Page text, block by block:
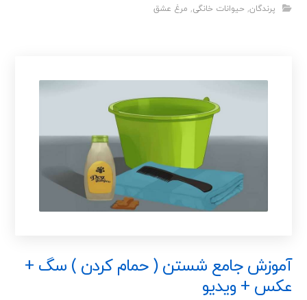
پرندگان,حیوانات خانگی, مرغ عشق
آموزش جامع شستن ( حمام کردن ) سگ +
عکس + ویدیو